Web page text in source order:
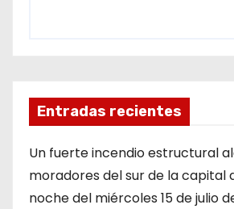
Entradas recientes
Un fuerte incendio estructural
moradores del sur de la capital
noche del miércoles 15 de julio